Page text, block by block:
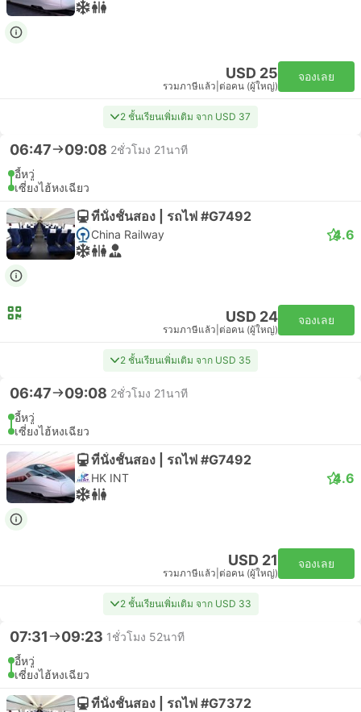
USD 25
รวมภาษีแล้ว ต่อคน (ผู้ใหญ่)
จองเลย
2 ชั้นเรียนเพิ่มเติม จาก USD 37
06:47 09:08 2ชั่วโมง 21นาที
อี้หวู่
เซี่ยงไฮ้หงเฉียว
ที่นั่งชั้นสอง | รถไฟ #G7492
China Railway 4.6
USD 24
รวมภาษีแล้ว ต่อคน (ผู้ใหญ่)
จองเลย
2 ชั้นเรียนเพิ่มเติม จาก USD 35
06:47 09:08 2ชั่วโมง 21นาที
อี้หวู่
เซี่ยงไฮ้หงเฉียว
ที่นั่งชั้นสอง | รถไฟ #G7492
HK INT 4.6
USD 21
รวมภาษีแล้ว ต่อคน (ผู้ใหญ่)
จองเลย
2 ชั้นเรียนเพิ่มเติม จาก USD 33
07:31 09:23 1ชั่วโมง 52นาที
อี้หวู่
เซี่ยงไฮ้หงเฉียว
ที่นั่งชั้นสอง | รถไฟ #G7372